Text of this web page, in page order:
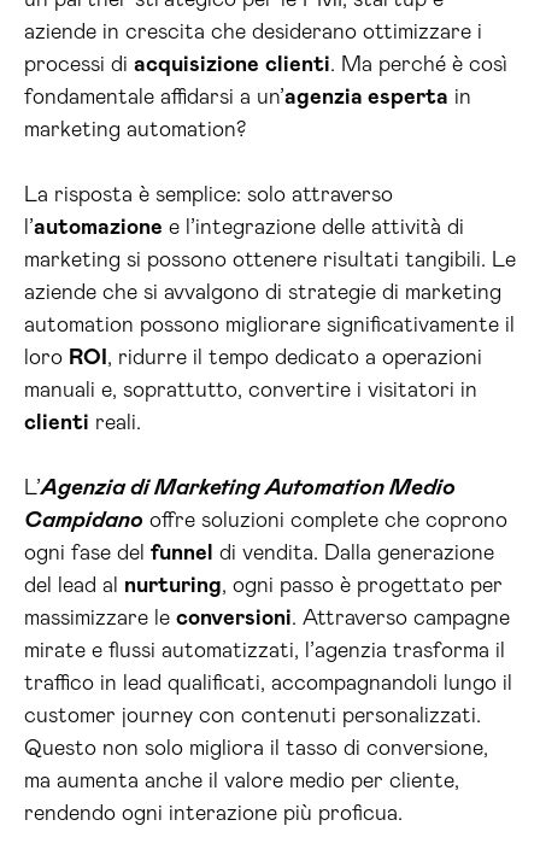
aziende in crescita che desiderano ottimizzare i
processi di acquisizione clienti. Ma perché è così
fondamentale affidarsi a un’agenzia esperta in
marketing automation?
La risposta è semplice: solo attraverso
l’automazione e l’integrazione delle attività di
marketing si possono ottenere risultati tangibili. Le
aziende che si avvalgono di strategie di marketing
automation possono migliorare significativamente il
loro ROI , ridurre il tempo dedicato a operazioni
manuali e, soprattutto, convertire i visitatori in
clienti reali.
L’Agenzia di Marketing Automation Medio
Campidano offre soluzioni complete che coprono
ogni fase del funnel
di vendita. Dalla generazione
del lead al nurturing, ogni passo è progettato per
massimizzare le conversioni. Attraverso campagne
mirate e flussi automatizzati, l’agenzia trasforma il
traffico in lead qualificati, accompagnandoli lungo il
customer journey con contenuti personalizzati.
Questo non solo migliora il tasso di conversione,
ma aumenta anche il valore medio per cliente,
rendendo ogni interazione più proficua.